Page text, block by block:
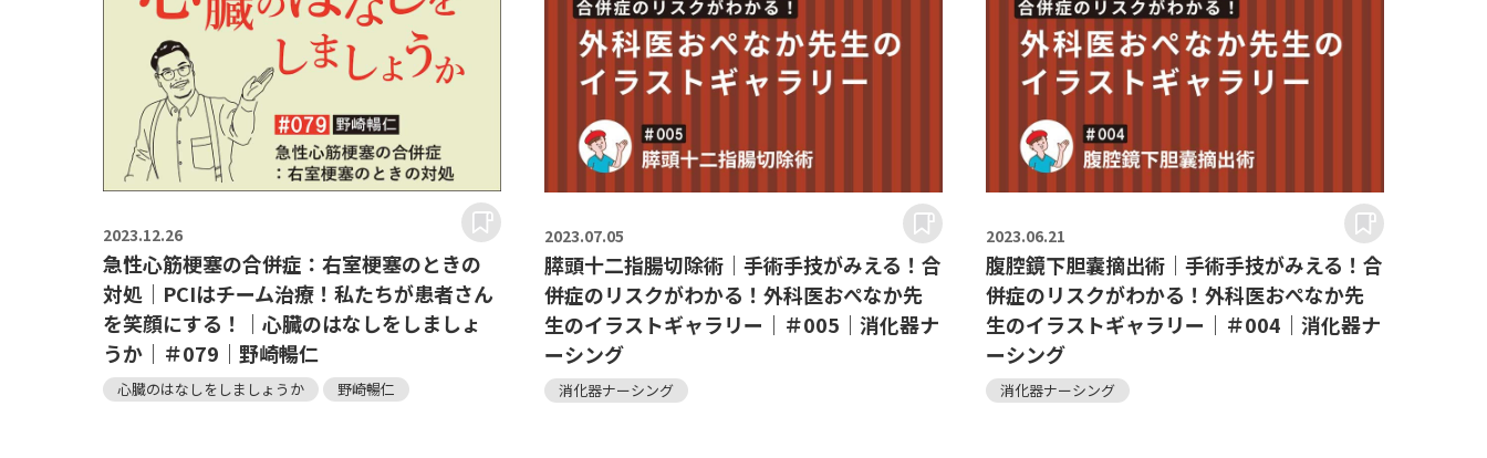
2023.12.26
急性心筋梗塞の合併症：右室梗塞のときの
対処｜PCIはチーム治療！私たちが患者さん
を笑顔にする！｜心臓のはなしをしましょ
うか｜＃079｜野崎暢仁
心臓のはなしをしましょうか 野崎暢仁
2023.07.05
膵頭十二指腸切除術｜手術手技がみえる！合
併症のリスクがわかる！外科医おぺなか先
生のイラストギャラリー｜＃005｜消化器ナ
ーシング
消化器ナーシング
2023.06.21
腹腔鏡下胆囊摘出術｜手術手技がみえる！合
併症のリスクがわかる！外科医おぺなか先
生のイラストギャラリー｜＃004｜消化器ナ
ーシング
消化器ナーシング